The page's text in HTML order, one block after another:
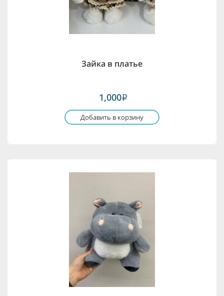
Зайка в платье
1,000i
Добавить в корзину